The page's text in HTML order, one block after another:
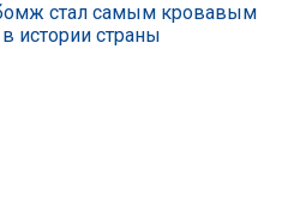
стал самым кровавым
истории страны